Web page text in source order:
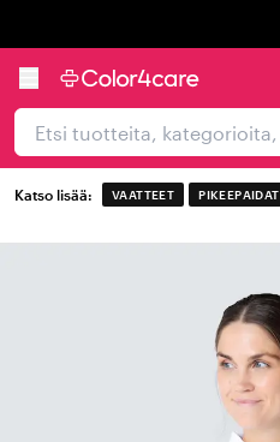
Katso lisää: VAATTEET PIKEEPAIDAT